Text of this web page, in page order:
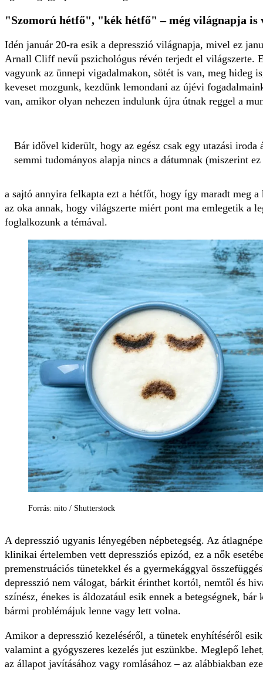
"Szomorú hétfő", "kék hétfő" – még világnapja is
Idén január 20-ra esik a depresszió világnapja, mivel ez
Arnall Cliff nevű pszichológus révén terjedt el világszerte.
vagyunk az ünnepi vigadalmakon, sötét is van, meg hideg
keveset mozgunk, kezdünk lemondani az újévi
van, amikor olyan nehezen indulunk újra útnak reggel a
Bár idővel kiderült, hogy az egész csak egy utazási iroda
semmi tudományos alapja nincs a dátumnak (miszerint
a sajtó annyira felkapta ezt a hétfőt, hogy így maradt meg
az oka annak, hogy világszerte miért pont ma emlegetik a
foglalkozunk a témával.
Forrás: nito / Shutterstock
A depresszió ugyanis lényegében népbetegség. Az
klinikai értelemben vett depressziós epizód, ez a nők
premenstruációs tünetekkel és a gyermekággyal
depresszió nem válogat, bárkit érinthet kortól, nemtől és
színész, énekes is áldozatául esik ennek a betegségnek,
bármi problémájuk lenne vagy lett volna.
Amikor a depresszió kezeléséről, a tünetek enyhítéséről
valamint a gyógyszeres kezelés jut eszünkbe. Meglepő
az állapot javításához vagy romlásához – az alábbiakban